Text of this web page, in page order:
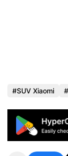
SUV Xiaomi